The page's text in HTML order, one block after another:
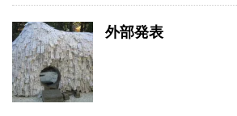
外部発表